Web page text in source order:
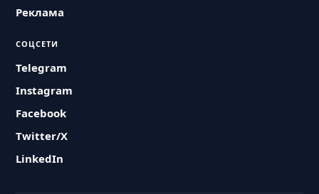
Реклама
СОЦСЕТИ
Telegram
Instagram
Facebook
Twitter/X
LinkedIn